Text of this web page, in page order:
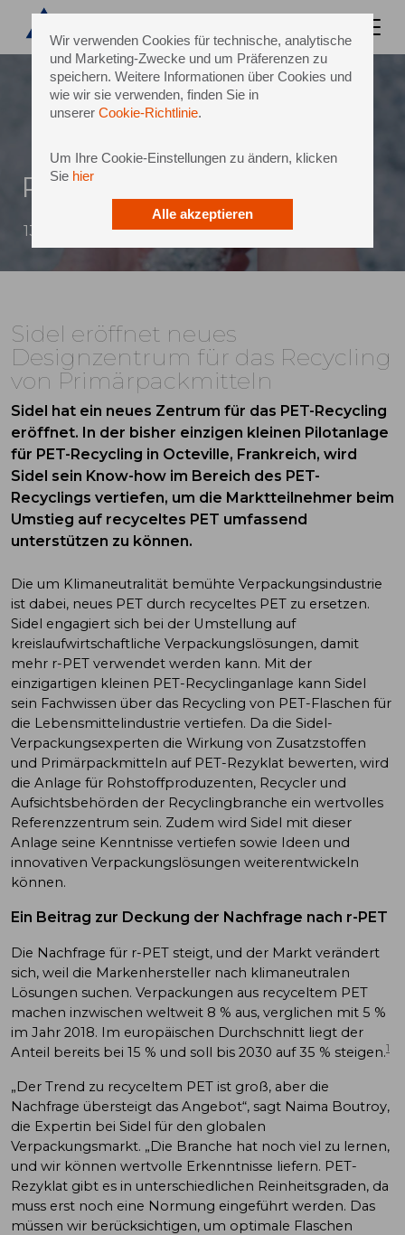
Wir verwenden Cookies für technische, analytische
und Marketing-Zwecke und um Präferenzen zu
speichern. Weitere Informationen über Cookies und
wie wir sie verwenden, finden Sie in
unserer Cookie-Richtlinie.
Um Ihre Cookie-Einstellungen zu ändern, klicken
Sie hier
Alle akzeptieren
PET-Recycling
13 Oktober 2022
Sidel eröffnet neues
Designzentrum für das Recycling
von Primärpackmitteln
Sidel hat ein neues Zentrum für das PET-Recycling
eröffnet. In der bisher einzigen kleinen Pilotanlage
für PET-Recycling in Octeville, Frankreich, wird
Sidel sein Know-how im Bereich des PET-
Recyclings vertiefen, um die Marktteilnehmer beim
Umstieg auf recyceltes PET umfassend
unterstützen zu können.
Die um Klimaneutralität bemühte Verpackungsindustrie
ist dabei, neues PET durch recyceltes PET zu ersetzen.
Sidel engagiert sich bei der Umstellung auf
kreislaufwirtschaftliche Verpackungslösungen, damit
mehr r-PET verwendet werden kann. Mit der
einzigartigen kleinen PET-Recyclinganlage kann Sidel
sein Fachwissen über das Recycling von PET-Flaschen für
die Lebensmittelindustrie vertiefen. Da die Sidel-
Verpackungsexperten die Wirkung von Zusatzstoffen
und Primärpackmitteln auf PET-Rezyklat bewerten, wird
die Anlage für Rohstoffproduzenten, Recycler und
Aufsichtsbehörden der Recyclingbranche ein wertvolles
Referenzzentrum sein. Zudem wird Sidel mit dieser
Anlage seine Kenntnisse vertiefen sowie Ideen und
innovativen Verpackungslösungen weiterentwickeln
können.
Ein Beitrag zur Deckung der Nachfrage nach r-PET
Die Nachfrage für r-PET steigt, und der Markt verändert
sich, weil die Markenhersteller nach klimaneutralen
Lösungen suchen. Verpackungen aus recyceltem PET
machen inzwischen weltweit 8 % aus, verglichen mit 5 %
im Jahr 2018. Im europäischen Durchschnitt liegt der
Anteil bereits bei 15 % und soll bis 2030 auf 35 % steigen.1
„Der Trend zu recyceltem PET ist groß, aber die
Nachfrage übersteigt das Angebot“, sagt Naima Boutroy,
die Expertin bei Sidel für den globalen
Verpackungsmarkt. „Die Branche hat noch viel zu lernen,
und wir können wertvolle Erkenntnisse liefern. PET-
Rezyklat gibt es in unterschiedlichen Reinheitsgraden, da
muss erst noch eine Normung eingeführt werden. Das
müssen wir berücksichtigen, um optimale Flaschen